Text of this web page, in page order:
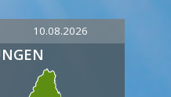
10.08.2026